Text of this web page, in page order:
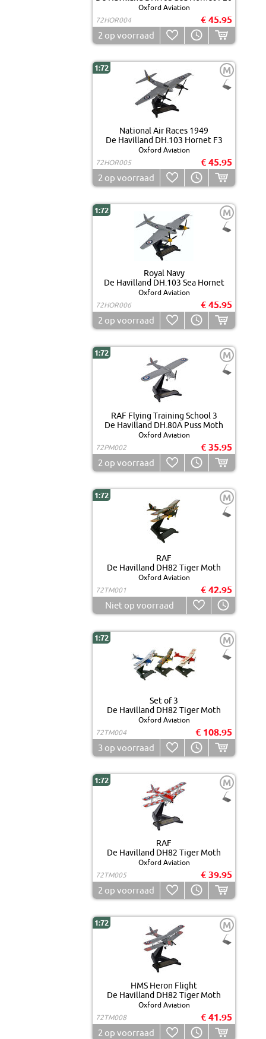
Oxford Aviation
72HOR004
€ 45.95
2 op voorraad
1:72 M
National Air Races 1949
De Havilland DH.103 Hornet F3
Oxford Aviation
72HOR005
€ 45.95
2 op voorraad
1:72 M
Royal Navy
De Havilland DH.103 Sea Hornet
Oxford Aviation
72HOR006
€ 45.95
2 op voorraad
1:72 M
RAF Flying Training School 3
De Havilland DH.80A Puss Moth
Oxford Aviation
72PM002
€ 35.95
2 op voorraad
1:72 M
RAF
De Havilland DH82 Tiger Moth
Oxford Aviation
72TM001
€ 42.95
Niet op voorraad
1:72 M
Set of 3
De Havilland DH82 Tiger Moth
Oxford Aviation
72TM004
€ 108.95
3 op voorraad
1:72 M
RAF
De Havilland DH82 Tiger Moth
Oxford Aviation
72TM005
€ 39.95
2 op voorraad
1:72 M
HMS Heron Flight
De Havilland DH82 Tiger Moth
Oxford Aviation
72TM008
€ 41.95
2 op voorraad